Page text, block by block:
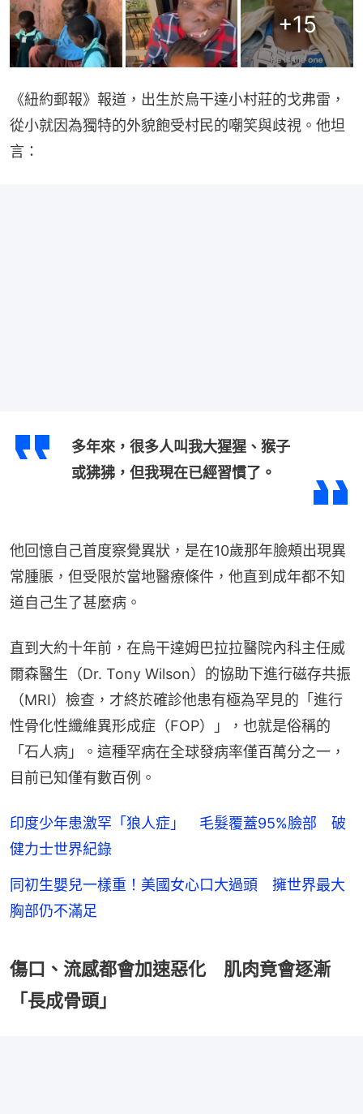
+15
《紐約郵報》報道，出生於烏干達小村莊的戈弗雷，
從小就因為獨特的外貌飽受村民的嘲笑與歧視。他坦
言：
多年來，很多人叫我大猩猩、猴子
或狒狒，但我現在已經習慣了。
他回憶自己首度察覺異狀，是在10歲那年臉頰出現異
常腫脹，但受限於當地醫療條件，他直到成年都不知
道自己生了甚麼病。
直到大約十年前，在烏干達姆巴拉拉醫院內科主任威
爾森醫生（Dr. Tony Wilson）的協助下進行磁存共振
（MRI）檢查，才終於確診他患有極為罕見的「進行
性骨化性纖維異形成症（FOP）」，也就是俗稱的
「石人病」。這種罕病在全球發病率僅百萬分之一，
目前已知僅有數百例。
印度少年患激罕「狼人症」 毛髮覆蓋95%臉部 破
健力士世界紀錄
同初生嬰兒一樣重！美國女心口大過頭 擁世界最大
胸部仍不滿足
傷口、流感都會加速惡化 肌肉竟會逐漸
「長成骨頭」